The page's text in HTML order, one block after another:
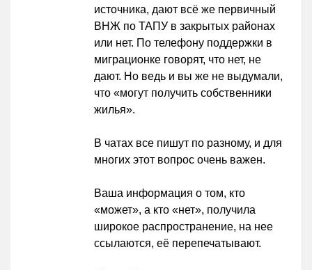
источника, дают всё же первичный
ВНЖ по ТАПУ в закрытых районах
или нет. По телефону поддержки в
миграционке говорят, что нет, не
дают. Но ведь и вы же не выдумали,
что «могут получить собственники
жилья».
В чатах все пишут по разному, и для
многих этот вопрос очень важен.
Ваша информация о том, кто
«может», а кто «нет», получила
широкое распространение, на нее
ссылаются, её перепечатывают.